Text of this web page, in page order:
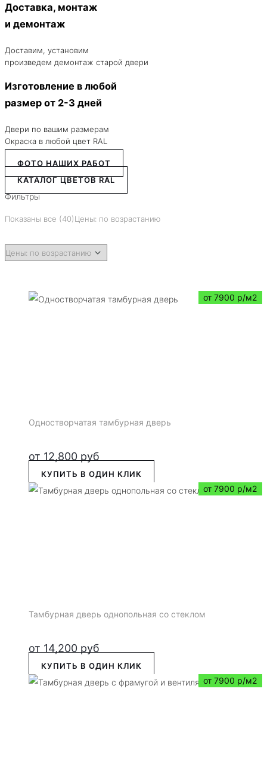
Доставка, монтаж
и демонтаж
Доставим, установим
произведем демонтаж старой двери
Изготовление в любой
размер от 2-3 дней
Двери по вашим размерам
Окраска в любой цвет RAL
ФОТО НАШИХ РАБОТ
КАТАЛОГ ЦВЕТОВ RAL
Фильтры
Показаны все (40)Цены: по возрастанию
от 7900 р/м2
Одностворчатая тамбурная дверь
от 12,800 руб
КУПИТЬ В ОДИН КЛИК
от 7900 р/м2
Тамбурная дверь однопольная со стеклом
от 14,200 руб
КУПИТЬ В ОДИН КЛИК
от 7900 р/м2